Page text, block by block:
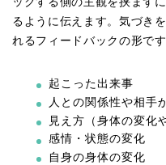
るように伝えます。気づき
れるフィードバックの形で
起こった出来事
人との関係性や相手
見え方（身体の変化
感情・状態の変化
自身の身体の変化